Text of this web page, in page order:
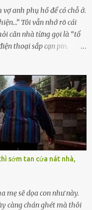
anh phụ hồ để có chỗ ở.
Tôi vẫn nhớ rõ cái
căn nhà từng gọi là “tổ
thoại sắp cạn pin.
cái thân bất tài chỉ biết
cửa trước mặt tôi.
bản án lạnh lùng. Tôi
đâu, về đâu. Bố mẹ tôi
cũng thưa thớt, chẳng
tá túc. Bạn bè? Ai cũng
đặt cược cả thanh
còn lại chính mình. Tôi lên
phố và nỗi đau. Tôi v...
sớm tan cửa nát nhà,
mẹ sẽ dọa con như này.
càng chán ghét mà thôi